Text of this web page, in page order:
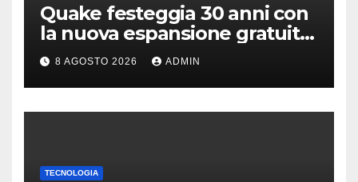
Quake festeggia 30 anni con
la nuova espansione gratuita
Dawn of The Machine
8 AGOSTO 2026 ADMIN
TECNOLOGIA